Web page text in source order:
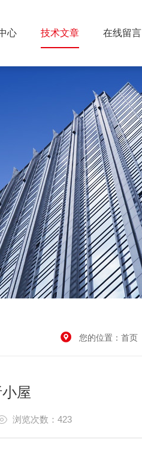
心 技术文章 在线留言
您的位置： 首页
屋
浏览次数：423